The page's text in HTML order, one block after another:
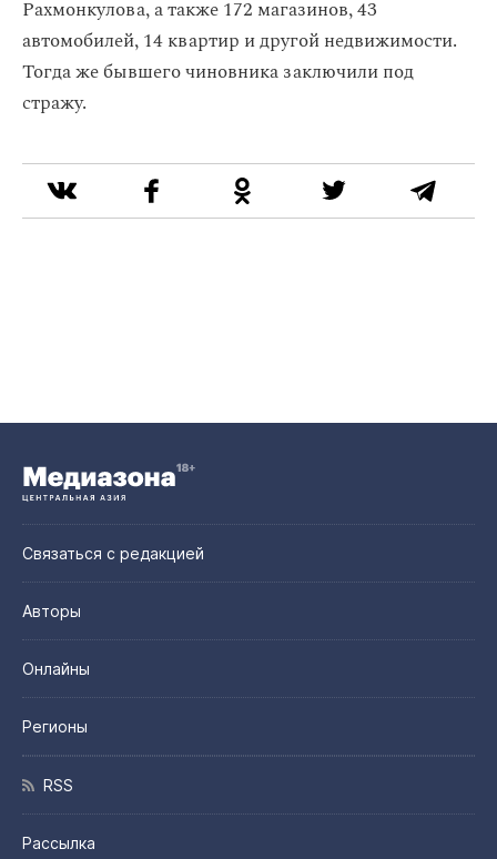
Рахмонкулова, а также 172 магазинов, 43
автомобилей, 14 квартир и другой недвижимости.
Тогда же бывшего чиновника заключили под
стражу.
Связаться с редакцией
Авторы
Онлайны
Регионы
RSS
Рассылка